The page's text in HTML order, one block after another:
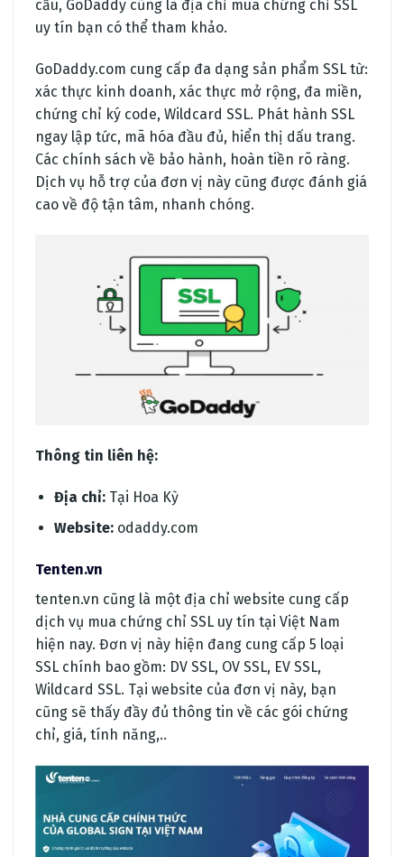
cầu, GoDaddy cũng là địa chỉ mua chứng chỉ SSL
uy tín bạn có thể tham khảo.
GoDaddy.com cung cấp đa dạng sản phẩm SSL từ:
xác thực kinh doanh, xác thực mở rộng, đa miền,
chứng chỉ ký code, Wildcard SSL. Phát hành SSL
ngay lập tức, mã hóa đầu đủ, hiển thị dấu trang.
Các chính sách về bảo hành, hoàn tiền rõ ràng.
Dịch vụ hỗ trợ của đơn vị này cũng được đánh giá
cao về độ tận tâm, nhanh chóng.
Thông tin liên hệ:
Địa chỉ:Tại Hoa Kỳ
Website:odaddy.com
Tenten.vn
tenten.vn cũng là một địa chỉ website cung cấp
dịch vụ mua chứng chỉ SSL uy tín tại Việt Nam
hiện nay. Đơn vị này hiện đang cung cấp 5 loại
SSL chính bao gồm: DV SSL, OV SSL, EV SSL,
Wildcard SSL. Tại website của đơn vị này, bạn
cũng sẽ thấy đầy đủ thông tin về các gói chứng
chỉ, giá, tính năng,..